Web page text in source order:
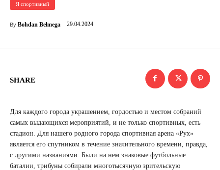
Я спортивный
By Bohdan Belmega 29.04.2024
SHARE
Для каждого города украшением, гордостью и местом собраний
самых выдающихся мероприятий, и не только спортивных, есть
стадион. Для нашего родного города спортивная арена «Рух»
является его спутником в течение значительного времени, правда,
с другими названиями. Были на нем знаковые футбольные
баталии, трибуны собирали многотысячную зрительскую